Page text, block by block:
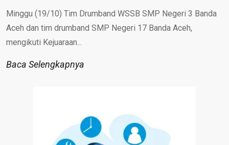
Minggu (19/10) Tim Drumband WSSB SMP Negeri 3 Banda
Aceh dan tim drumband SMP Negeri 17 Banda Aceh,
mengikuti Kejuaraan...
Baca Selengkapnya